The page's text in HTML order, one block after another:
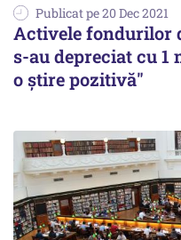
Publicat pe 20 Dec 2021
Activele fondurilor
s-au depreciat cu 1
o ştire po­zitivă"